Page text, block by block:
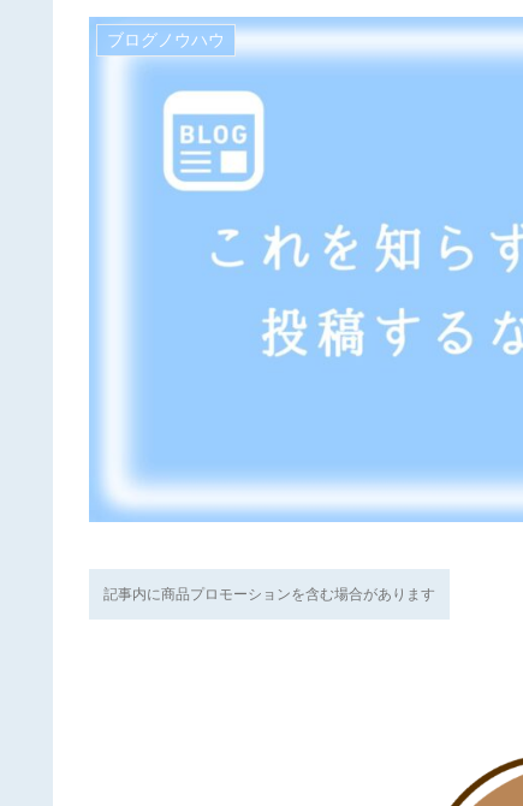
ブログノウハウ
記事内に商品プロモーションを含む場合があります